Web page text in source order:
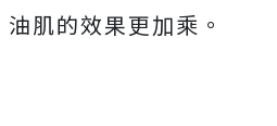
油肌的效果更加乘。